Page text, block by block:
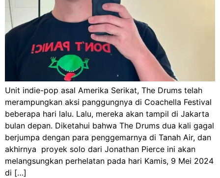
Unit indie-pop asal Amerika Serikat, The Drums telah
merampungkan aksi panggungnya di Coachella Festival
beberapa hari lalu. Lalu, mereka akan tampil di Jakarta
bulan depan. Diketahui bahwa The Drums dua kali gagal
berjumpa dengan para penggemarnya di Tanah Air, dan
akhirnya proyek solo dari Jonathan Pierce ini akan
melangsungkan perhelatan pada hari Kamis, 9 Mei 2024
di […]